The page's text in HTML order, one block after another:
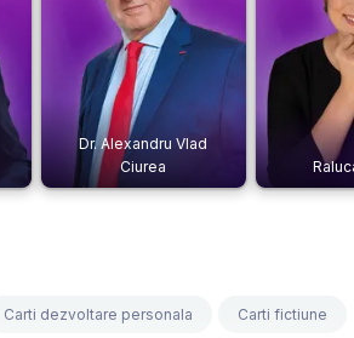
Dr. Alexandru Vlad
Ciurea
Carti dezvoltare personala Carti fictiune